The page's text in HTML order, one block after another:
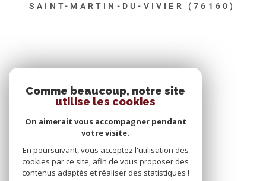
SAINT-MARTIN-DU-VIVIER (76160)
Comme beaucoup, notre site
utilise les cookies
On aimerait vous accompagner pendant
votre visite.
En poursuivant, vous acceptez l'utilisation des
cookies par ce site, afin de vous proposer des
contenus adaptés et réaliser des statistiques !